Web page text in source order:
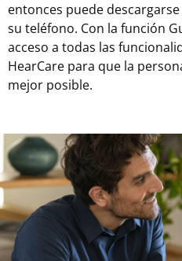
entonces puede
su teléfono. Con la función
acceso a todas las
HearCare para que la
mejor posible.